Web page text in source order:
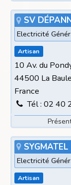
SV
Electricité
Artisan
10 Av. du
44500 La
France
Tél : 02 40
SYGMATEL
Electricité
Artisan